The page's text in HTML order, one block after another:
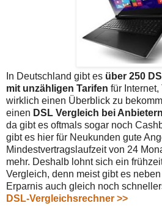
In Deutschland gibt es über 250
mit unzähligen Tarifen für Internet,
wirklich einen Überblick zu
einen DSL Vergleich bei
da gibt es oftmals sogar noch
gibt es hier für Neukunden gute
Mindestvertragslaufzeit von 24
mehr. Deshalb lohnt sich ein
Vergleich, denn meist gibt es
Erparnis auch gleich noch
DSL-Vergleichsrechner >>